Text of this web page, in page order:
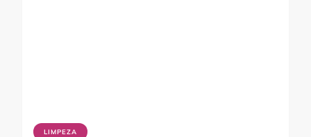
LIMPEZA